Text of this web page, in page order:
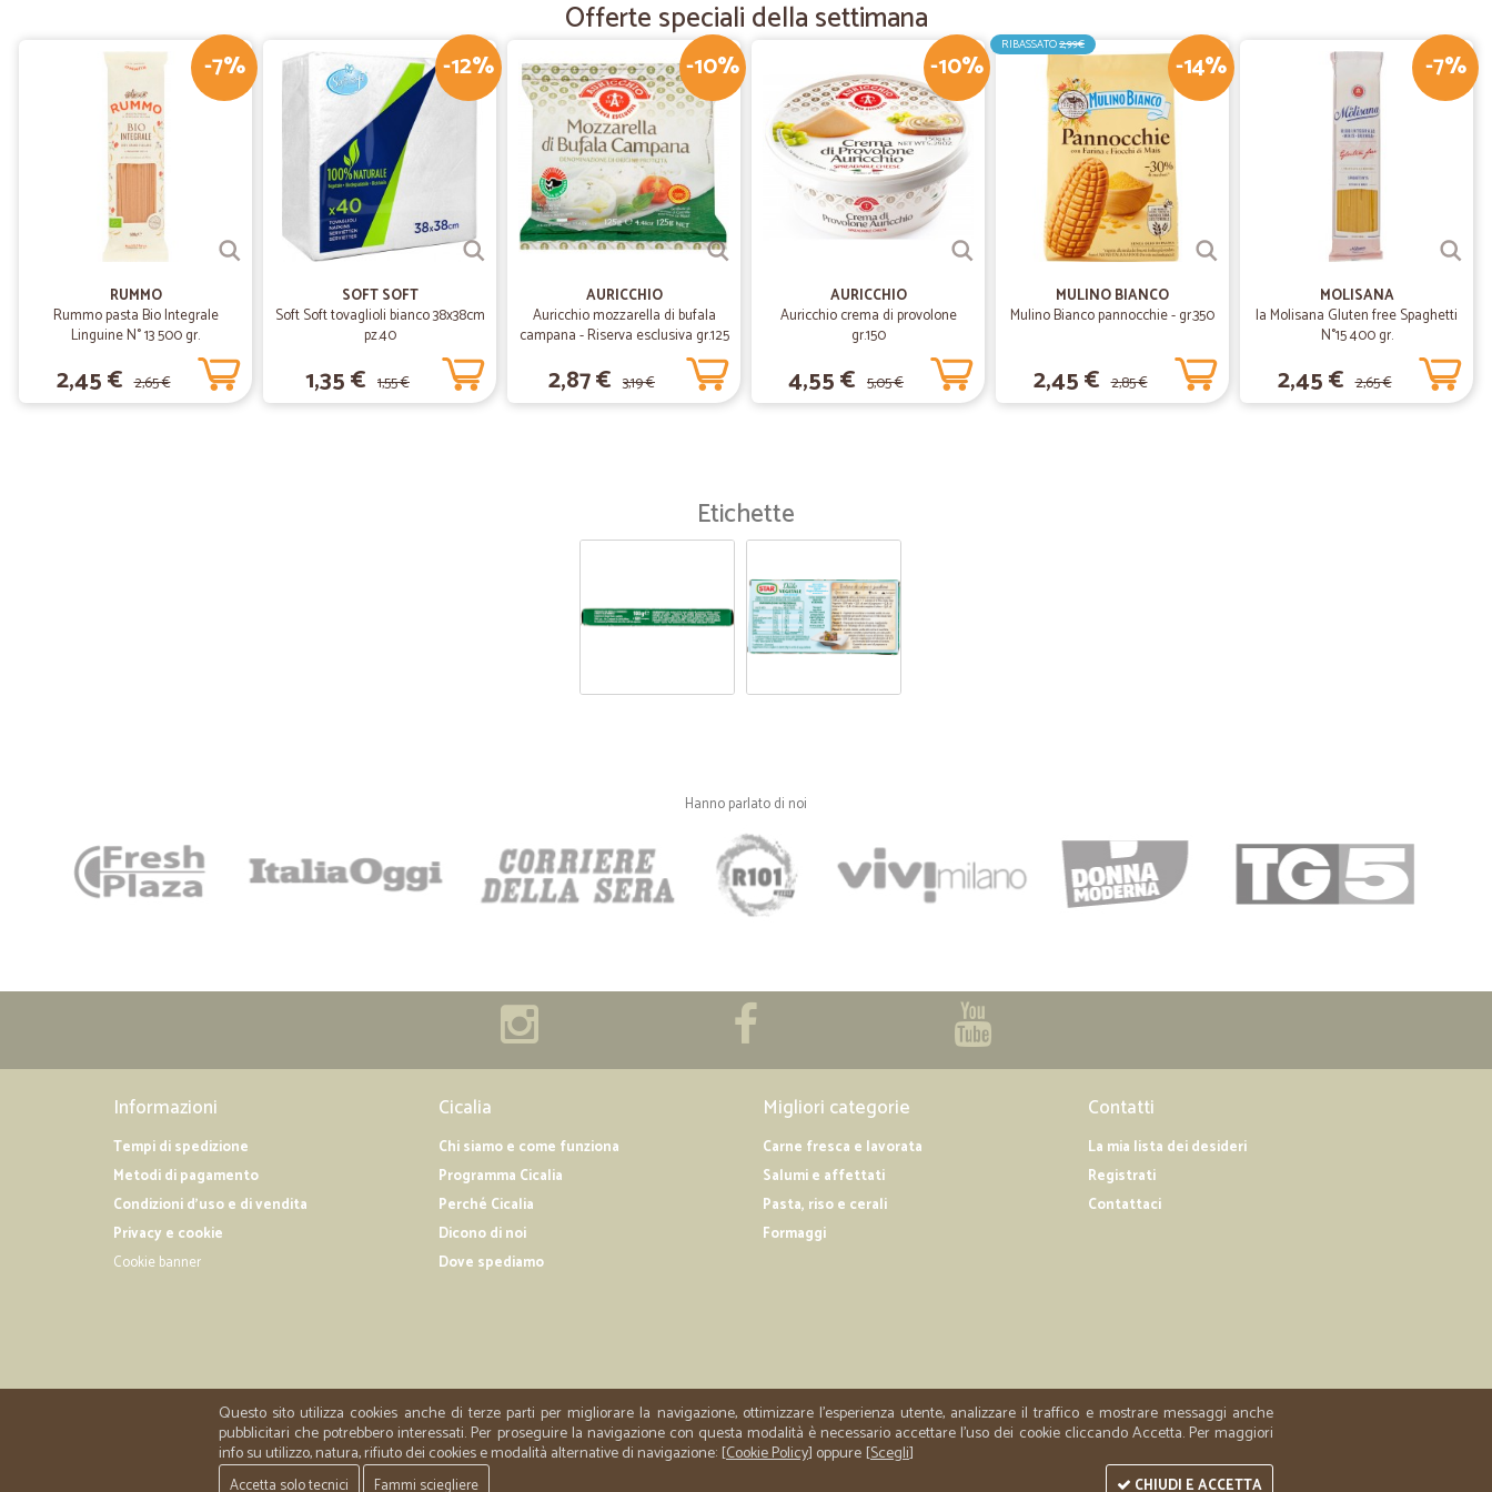
prodotti ottimi arrivati velocemente.
—Simone R.
Tutto perfetto
Tutto perfetto
Offerte speciali della settimana
-7%
RUMMO
Rummo pasta Bio Integrale
Linguine N° 13 500 gr.
2,45 € 2,65 €
-12%
SOFT SOFT
Soft Soft tovaglioli bianco 38x38cm
pz.40
1,35 € 1,55 €
-10%
AURICCHIO
Auricchio mozzarella di bufala
campana - Riserva esclusiva gr.125
2,87 € 3,19 €
-10%
AURICCHIO
Auricchio crema di provolone
gr.150
4,55 € 5,05 €
-14%
RIBASSATO2,99€
MULINO BIANCO
Mulino Bianco pannocchie - gr.350
2,45 € 2,85 €
-7%
MOLISANA
la Molisana Gluten free Spaghetti
N°15 400 gr.
2,45 € 2,65 €
Etichette
Hanno parlato di noi
Informazioni
Tempi di spedizione
Metodi di pagamento
Condizioni d'uso e di vendita
Privacy e cookie
Cookie banner
Cicalia
Chi siamo e come funziona
Programma Cicalia
Perché Cicalia
Dicono di noi
Dove spediamo
Migliori categorie
Carne fresca e lavorata
Salumi e affettati
Pasta, riso e cerali
Formaggi
Contatti
La mia lista dei desideri
Registrati
Contattaci
Questo sito utilizza cookies anche di terze parti per migliorare la navigazione, ottimizzare l'esperienza utente, analizzare il traffico e mostrare messaggi anche
pubblicitari che potrebbero interessati. Per proseguire la navigazione con questa modalità è necessario accettare l'uso dei cookie cliccando Accetta. Per maggiori
info su utilizzo, natura, rifiuto dei cookies e modalità alternative di navigazione: [Cookie Policy] oppure [Scegli]
Accetta solo tecnici Fammi sciegliere CHIUDI E ACCETTA